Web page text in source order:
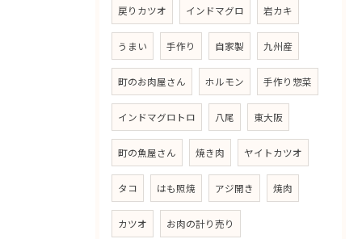
戻りカツオ インドマグロ 岩カキ
うまい 手作り 自家製 九州産
町のお肉屋さん ホルモン 手作り惣菜
インドマグロトロ 八尾 東大阪
町の魚屋さん 焼き肉 ヤイトカツオ
タコ はも照焼 アジ開き 焼肉
カツオ お肉の計り売り